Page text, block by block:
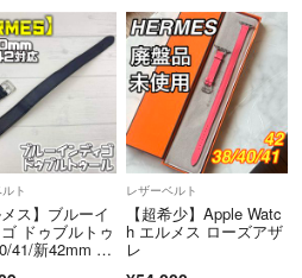
す❣️
マのルール通り先に購入された方優先に
ます。
ト
メス】ブルーイ
ドゥブルトゥ
41/新42mm 61
レザーベルト
【超希少】Apple Watc
h エルメス ローズアザ
レ